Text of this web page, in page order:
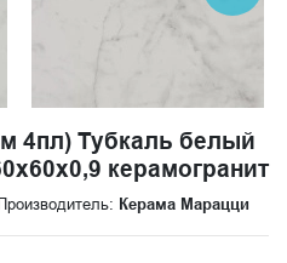
4пл) Тубкаль белый
керамогранит
Керама Марацци